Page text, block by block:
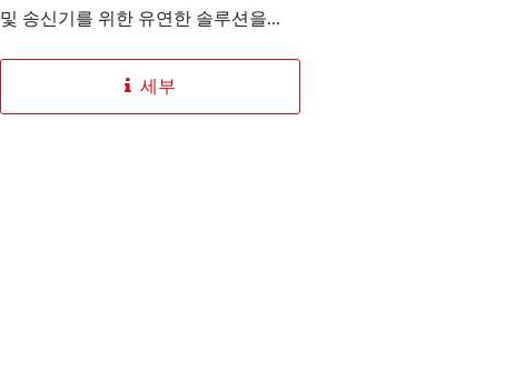
및 송신기를 위한 유연한 솔루션을...
세부